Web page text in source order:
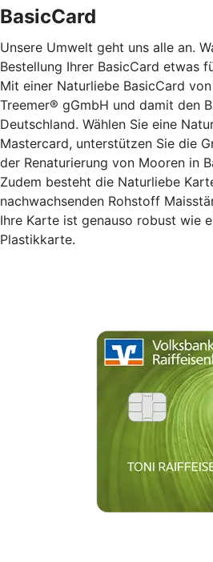
BasicCard
Unsere Umwelt geht uns alle an.
Bestellung Ihrer BasicCard etwas
Mit einer Naturliebe BasicCard
Treemer® gGmbH und damit den
Deutschland. Wählen Sie eine
Mastercard, unterstützen Sie die
der Renaturierung von Mooren in
Zudem besteht die Naturliebe
nachwachsenden Rohstoff
Ihre Karte ist genauso robust wie
Plastikkarte.